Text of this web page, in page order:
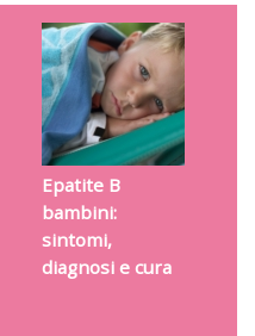
Epatite B
bambini:
sintomi,
diagnosi e cura